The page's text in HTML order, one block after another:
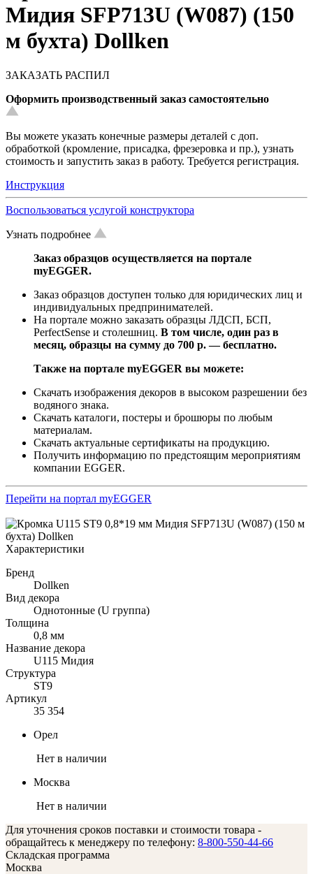
Мидия SFP713U (W087) (150
м бухта) Dollken
ЗАКАЗАТЬ РАСПИЛ
Оформить производственный заказ самостоятельно
Вы можете указать конечные размеры деталей с доп.
обработкой (кромление, присадка, фрезеровка и пр.), узнать
стоимость и запустить заказ в работу. Требуется регистрация.
Инструкция
Воспользоваться услугой конструктора
Узнать подробнее
Заказ образцов осуществляется на портале
myEGGER.
Заказ образцов доступен только для юридических лиц и
индивидуальных предпринимателей.
На портале можно заказать образцы ЛДСП, БСП,
PerfectSense и столешниц. В том числе, один раз в
месяц, образцы на сумму до 700 р. — бесплатно.
Также на портале myEGGER вы можете:
Скачать изображения декоров в высоком разрешении без
водяного знака.
Скачать каталоги, постеры и брошюры по любым
материалам.
Скачать актуальные сертификаты на продукцию.
Получить информацию по предстоящим мероприятиям
компании EGGER.
Перейти на портал myEGGER
Характеристики
Бренд
Dollken
Вид декора
Однотонные (U группа)
Толщина
0,8 мм
Название декора
U115 Мидия
Структура
ST9
Артикул
35 354
Орел
Нет в наличии
Москва
Нет в наличии
Для уточнения сроков поставки и стоимости товара -
обращайтесь к менеджеру по телефону: 8-800-550-44-66
Складская программа
Москва